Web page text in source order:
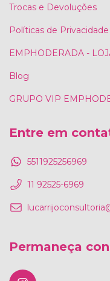
Trocas e Devoluções
Políticas de Privacidade
EMPHODERADA -
Blog
GRUPO VIP
Entre em
5511925256969
11 92525-6969
Permaneça